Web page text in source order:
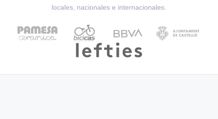
locales, nacionales e internacionales.